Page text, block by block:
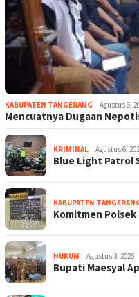
KABUPATEN TANGERANG Agustus 6,
Mencuatnya Dugaan
KRIMINAL Agustus 6,
Blue Light Patrol
KABUPATEN
Komitmen
HUKUM Agustus 3, 2026
Bupati Maesyal